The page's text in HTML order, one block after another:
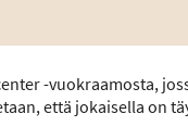
-vuokraamosta,
että jokaisella on